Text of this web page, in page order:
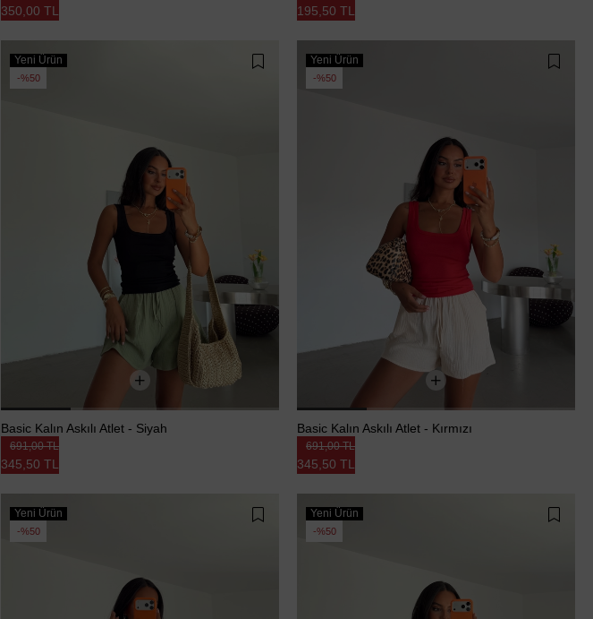
350,00 TL 195,50 TL
Yeni Ürün
%50
Basic Kalın Askılı Atlet - Siyah
345,50 TL
691,00 TL
Yeni Ürün
%50
Basic Kalın Askılı Atlet - Kırmızı
345,50 TL
691,00 TL
Yeni Ürün
%50
Yeni Ürün
%50